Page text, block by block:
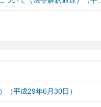
（平成29年6月30日）